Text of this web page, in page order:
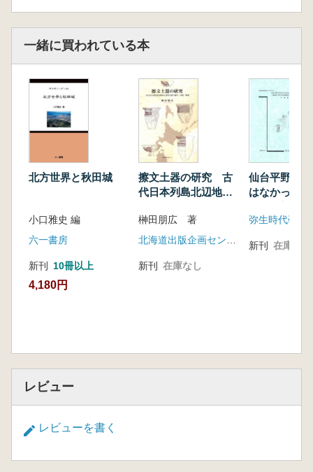
設――
4 青銅器時代の終焉 ――ドーリア人の
侵入――
A キクラデス諸島
B クレタ島
建 築
壁 画
C ギリシア本土
第四章 クノッソス遺跡とは
一ミノア文明を支えた交易
二隆盛期のクノッソス遺跡
東 翼
第五章 クノッソス遺跡の発掘
父から受けたもの
バルカン諸国への旅
クノッソスまでの道
父と遺跡を歩く
夢での語り
父との別れ
一緒に買われている本
北方世界と秋田城
小口雅史 編
六一書房
新刊 10冊以上
4,180円
擦文土器の研究 古
代日本列島北辺地域
系統・動態
榊田朋広 著
新刊 在庫なし
仙台平野に
はなかった
演と意見交
弥生時代研究
新刊 在庫なし
レビュー
レビューを書く